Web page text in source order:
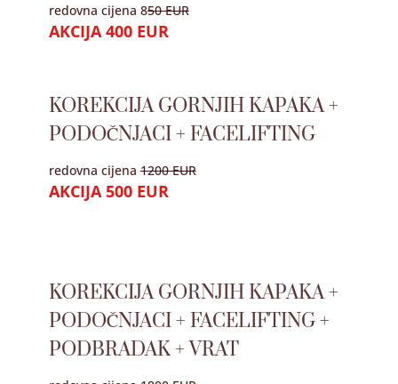
redovna cijena 850 EUR
AKCIJA 400 EUR
KOREKCIJA GORNJIH KAPAKA +
PODOČNJACI + FACELIFTING
redovna cijena1200 EUR
AKCIJA 500 EUR
KOREKCIJA GORNJIH KAPAKA +
PODOČNJACI + FACELIFTING +
PODBRADAK + VRAT